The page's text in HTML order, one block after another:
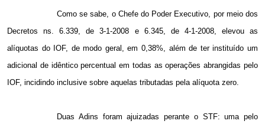
Como se sabe, o Chefe do Poder Executivo, por meio dos
Decretos ns. 6.339, de 3-1-2008 e 6.345, de 4-1-2008, elevou as
alíquotas do IOF, de modo geral, em 0,38%, além de ter instituído um
adicional de idêntico percentual em todas as operações abrangidas pelo
IOF, incidindo inclusive sobre aquelas tributadas pela alíquota zero.
Duas Adins foram ajuizadas perante o STF: uma pelo